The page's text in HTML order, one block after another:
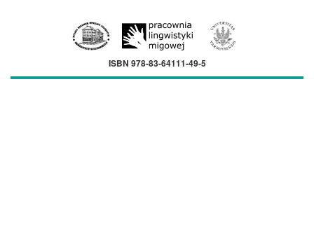
ISBN 978-83-64111-49-5